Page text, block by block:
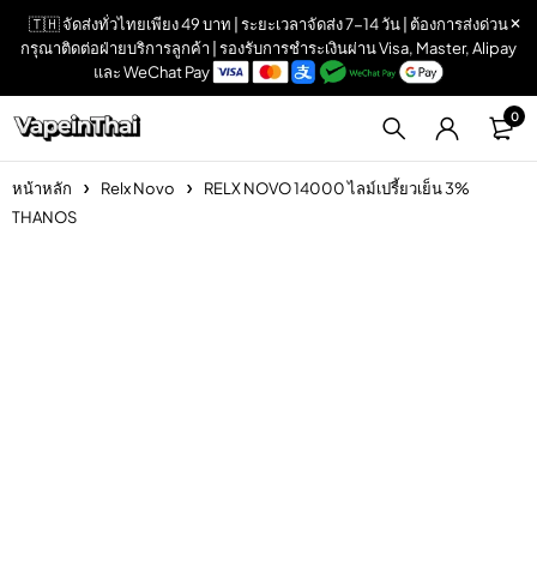
🇹🇭 จัดส่งทั่วไทยเพียง 49 บาท | ระยะเวลาจัดส่ง 7-14 วัน | ต้องการส่งด่วน
กรุณาติดต่อฝ่ายบริการลูกค้า | รองรับการชำระเงินผ่าน Visa, Master, Alipay
และ WeChat Pay
0
หน้าหลัก Relx Novo
RELX NOVO 14000 ไลม์เปรี้ยวเย็น 3%
THANOS